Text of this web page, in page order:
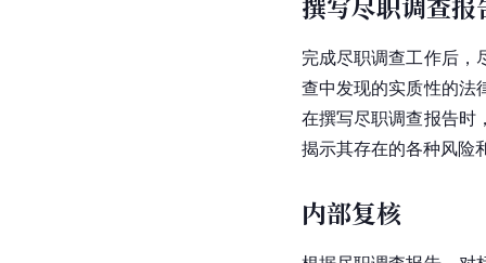
完成尽职调查工作后，
查中发现的实质性的法
在撰写尽职调查报告时
揭示其存在的各种风险
内部复核